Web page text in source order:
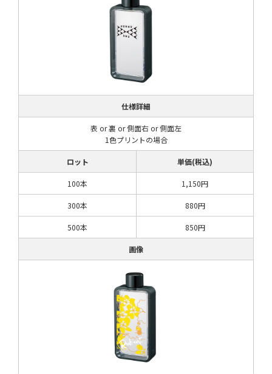
仕様詳細
表 or 裏 or 側面右 or 側面左
1色プリントの場合
ロット 単価(税込)
100本 1,150円
300本 880円
500本 850円
画像